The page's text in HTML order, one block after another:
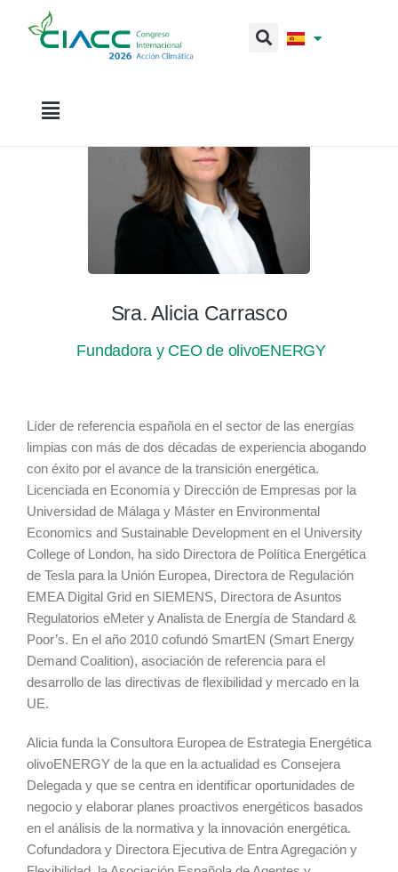
Sra. Alicia Carrasco
Fundadora y CEO de olivoENERGY
Líder de referencia española en el sector de las energías
limpias con más de dos décadas de experiencia abogando
con éxito por el avance de la transición energética.
Licenciada en Economía y Dirección de Empresas por la
Universidad de Málaga y Máster en Environmental
Economics and Sustainable Development en el University
College of London, ha sido Directora de Política Energética
de Tesla para la Unión Europea, Directora de Regulación
EMEA Digital Grid en SIEMENS, Directora de Asuntos
Regulatorios eMeter y Analista de Energía de Standard &
Poor’s. En el año 2010 cofundó SmartEN (Smart Energy
Demand Coalition), asociación de referencia para el
desarrollo de las directivas de flexibilidad y mercado en la
UE.
Alicia funda la Consultora Europea de Estrategia Energética
olivoENERGY de la que en la actualidad es Consejera
Delegada y que se centra en identificar oportunidades de
negocio y elaborar planes proactivos energéticos basados
en el análisis de la normativa y la innovación energética.
Cofundadora y Directora Ejecutiva de Entra Agregación y